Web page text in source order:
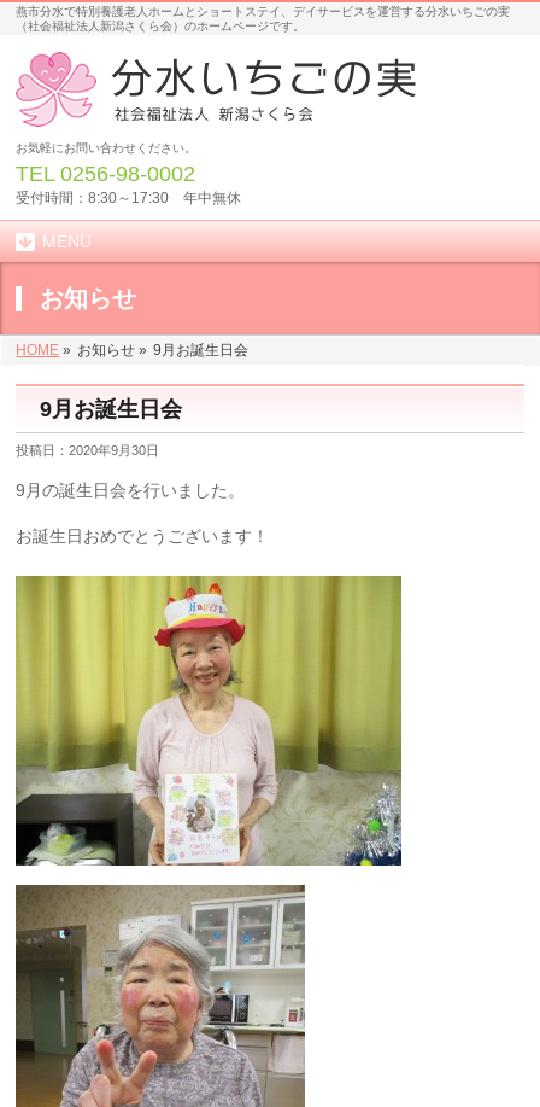
燕市分水で特別養護老人ホームとショートステイ、デイサービスを運営する分水いちごの実
（社会福祉法人新潟さくら会）のホームページです。
お気軽にお問い合わせください。
TEL0256-98-0002
受付時間：8:30～17:30 年中無休
MENU
お知らせ
HOME » お知らせ » 9月お誕生日会
9月お誕生日会
投稿日：2020年9月30日
9月の誕生日会を行いました。
お誕生日おめでとうございます！